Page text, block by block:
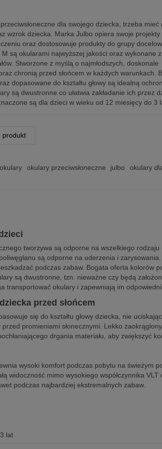
dla swojego dziecka, trzeba mieć
wzrok dziecka. Marka Julbo opiera swoje projekty
oraz dostosowuje produkty do grupy
są okularami najwyższej jakości oraz wykonane z
Stworzone z myślą o najmłodszych, doskonale
chronią przed słońcem w każdych warunkach.
dopasowane do kształtu głowy są idealną
są dwustronne co ułatwia zakładanie ich przez
są dla dzieci w wieku od 12 miesięcy do 3
produkt
okulary okulary przeciwsłoneczne julbo okulary
tworzywa są odporne na wszelkiego
są odporne na uderzenia i
podczas zabaw. Bogata oferta kolorów
są dwustronne, tzn. nieważne czy będą
transportować okulary i zapewniają im
przed słońcem
się do kształtu głowy dziecka, nie
promieniami słonecznymi. Lekko
drgania materiału, aby zwiększyć
wysoki komfort podczas pobytu na świeżym
widoczność mimo wysokiego współczynnika
podczas najbardziej ekstremalnych zabaw.
lat